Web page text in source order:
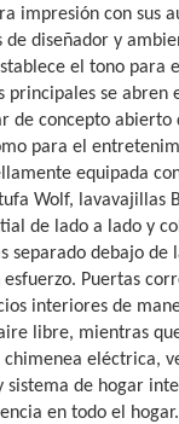
impresión con sus
de diseñador y
el tono para
principales se abren
de concepto abierto
para el
equipada
Wolf, lavavajillas
de lado a lado y
separado debajo de
Puertas
interiores de
libre, mientras
eléctrica,
sistema de hogar
en todo el